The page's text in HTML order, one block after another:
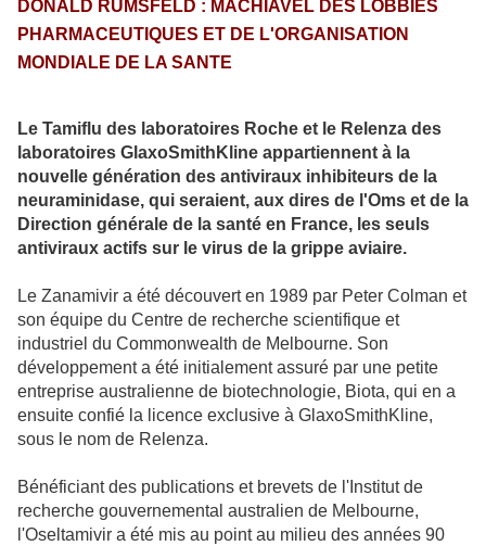
DONALD RUMSFELD : MACHIAVEL DES LOBBIES
PHARMACEUTIQUES ET DE L'ORGANISATION
MONDIALE DE LA SANTE
Le Tamiflu des laboratoires Roche et le Relenza des
laboratoires GlaxoSmithKline appartiennent à la
nouvelle génération des antiviraux inhibiteurs de la
neuraminidase, qui seraient, aux dires de l'Oms et de la
Direction générale de la santé en France, les seuls
antiviraux actifs sur le virus de la grippe aviaire.
Le Zanamivir a été découvert en 1989 par Peter Colman et
son équipe du Centre de recherche scientifique et
industriel du Commonwealth de Melbourne. Son
développement a été initialement assuré par une petite
entreprise australienne de biotechnologie, Biota, qui en a
ensuite confié la licence exclusive à GlaxoSmithKline,
sous le nom de Relenza.
Bénéficiant des publications et brevets de l'Institut de
recherche gouvernemental australien de Melbourne,
l'Oseltamivir a été mis au point au milieu des années 90